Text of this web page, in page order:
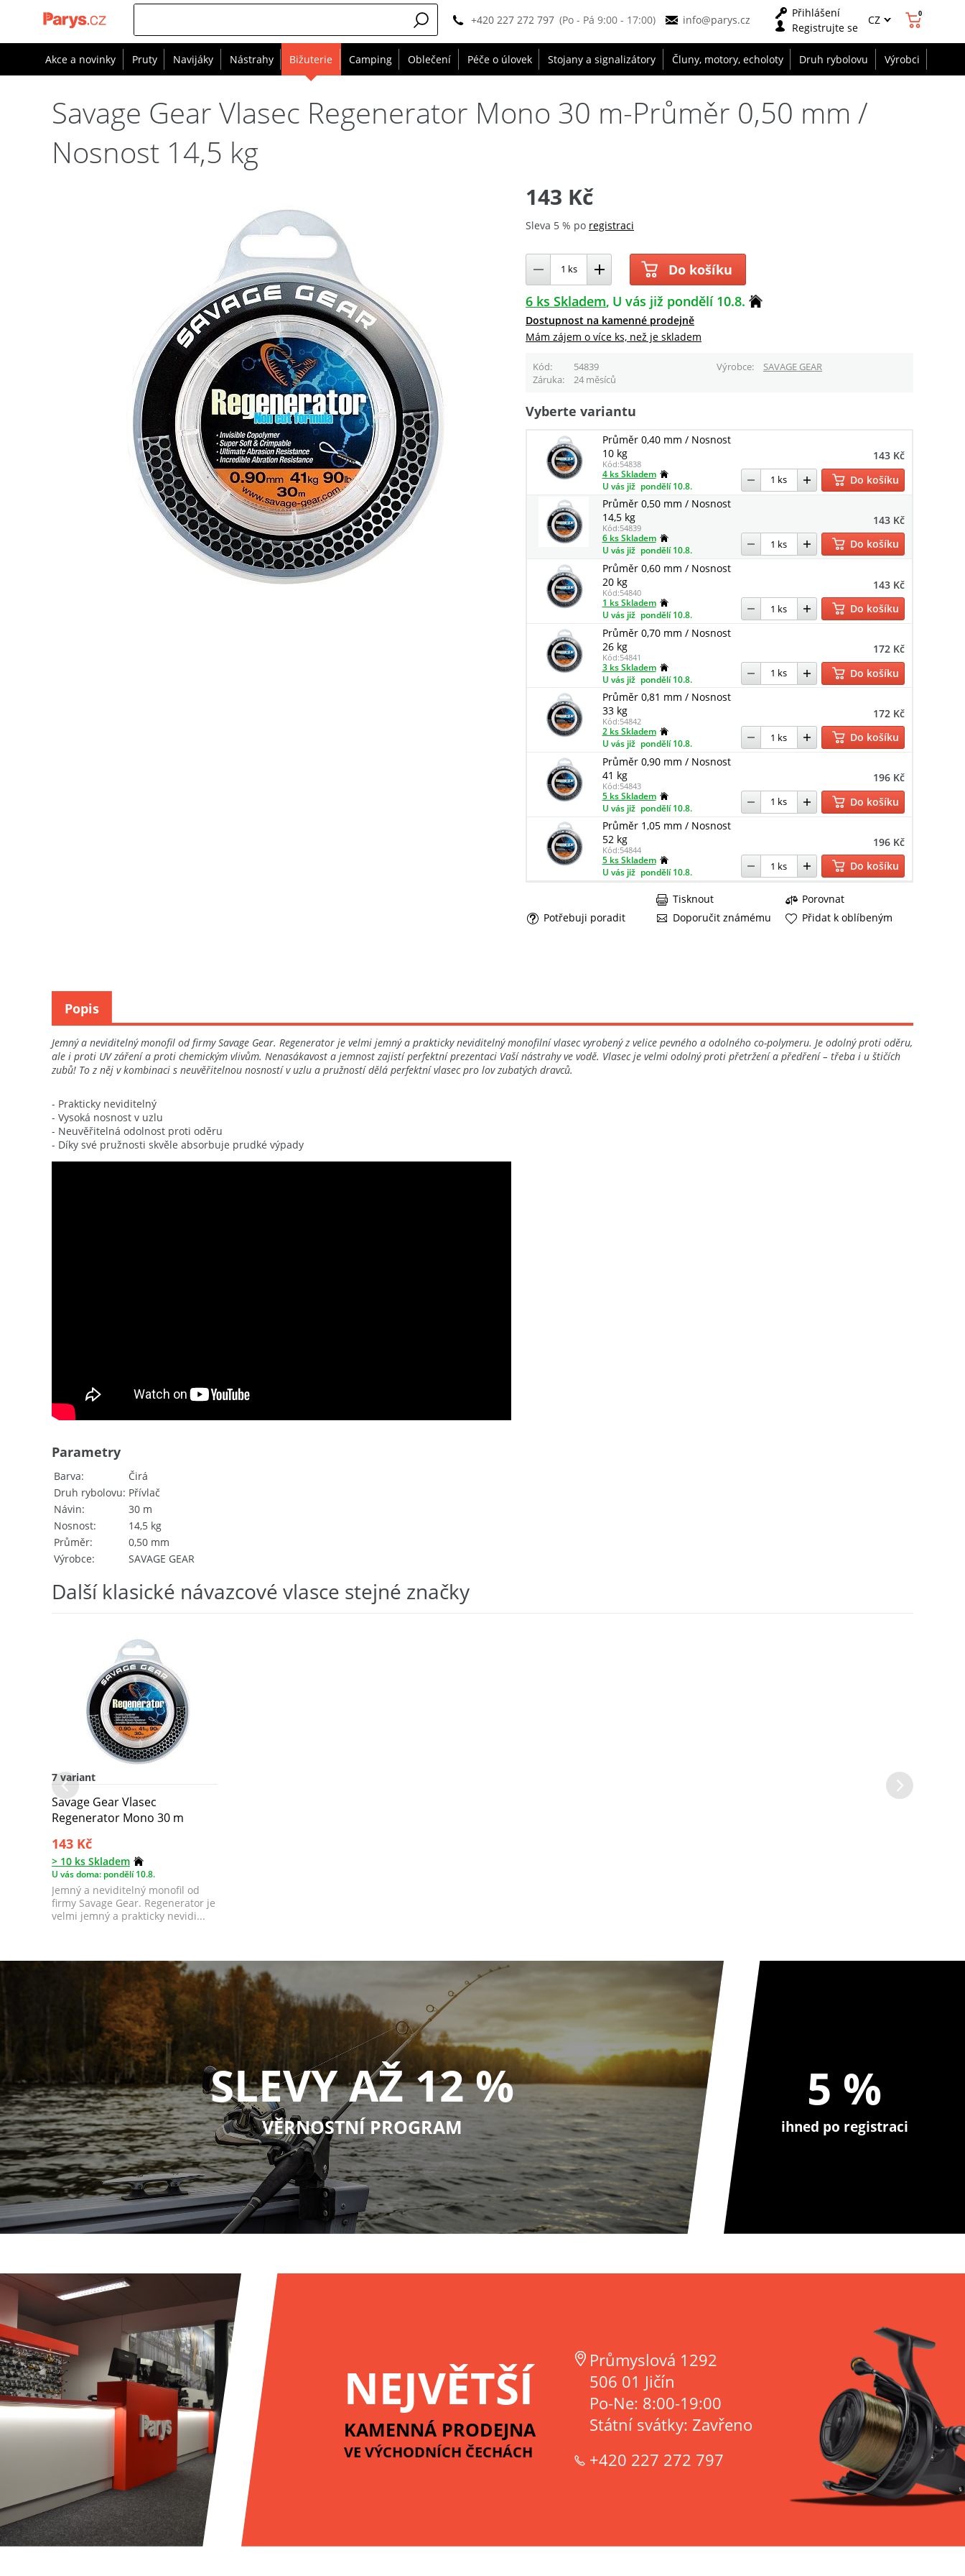
+420 227 272 797 (Po - Pá 9:00 - 17:00) info@parys.cz
Přihlášení
Registrujte se
CZ 0
Akce a novinky Pruty Navijáky Nástrahy Bižuterie Camping Oblečení Péče o úlovek Stojany a signalizátory Čluny, motory, echoloty Druh rybolovu Výrobci
Savage Gear Vlasec Regenerator Mono 30 m-Průměr 0,50 mm /
Nosnost 14,5 kg
143 Kč
Sleva 5 % po registraci
Do košíku
6 ks Skladem U vás již pondělí 10.8.
Dostupnost na kamenné prodejně
Mám zájem o více ks, než je skladem
Kód 54839 Výrobce
SAVAGE GEAR
Záruka
24 měsíců
Vyberte variantu
Průměr 0,40 mm / Nosnost
10 kg
Kód:54838
143 Kč
4 ks Skladem
U vás již pondělí 10.8.
Do košíku
Průměr 0,50 mm / Nosnost
14,5 kg
Kód:54839
143 Kč
6 ks Skladem
U vás již pondělí 10.8.
Do košíku
Průměr 0,60 mm / Nosnost
20 kg
Kód:54840
143 Kč
1 ks Skladem
U vás již pondělí 10.8.
Do košíku
Průměr 0,70 mm / Nosnost
26 kg
Kód:54841
172 Kč
3 ks Skladem
U vás již pondělí 10.8.
Do košíku
Průměr 0,81 mm / Nosnost
33 kg
Kód:54842
172 Kč
2 ks Skladem
U vás již pondělí 10.8.
Do košíku
Průměr 0,90 mm / Nosnost
41 kg
Kód:54843
196 Kč
5 ks Skladem
U vás již pondělí 10.8.
Do košíku
Průměr 1,05 mm / Nosnost
52 kg
Kód:54844
196 Kč
5 ks Skladem
U vás již pondělí 10.8. Do košíku
Porovnat
Potřebuji poradit
Doporučit známému
Tisknout
Přidat k oblíbeným
Jemný a neviditelný monofil od firmy Savage Gear. Regenerator je velmi jemný a prakticky neviditelný monofilní vlasec vyrobený z velice pevného a odolného co-polymeru. Je odolný proti oděru,
ale i proti UV záření a proti chemickým vlivům. Nenasákavost a jemnost zajistí perfektní prezentaci Vaší nástrahy ve vodě. Vlasec je velmi odolný proti přetržení a předření – třeba i u štičích
zubů! To z něj v kombinaci s neuvěřitelnou nosností v uzlu a pružností dělá perfektní vlasec pro lov zubatých dravců.
- Prakticky neviditelný
- Vysoká nosnost v uzlu
- Neuvěřitelná odolnost proti oděru
- Díky své pružnosti skvěle absorbuje prudké výpady
Barva
Čirá
Druh rybolovu Přívlač
Návin
30 m
Nosnost
14,5 kg
Průměr
0,50 mm
Výrobce
SAVAGE GEAR
Parametry
Popis
Další klasické návazcové vlasce stejné značky
7 variant
Savage Gear Vlasec
Regenerator Mono 30 m
143 Kč
> 10 ks Skladem
U vás doma: pondělí 10.8.
Jemný a neviditelný monofil od
firmy Savage Gear. Regenerator je
velmi jemný a prakticky nevidi...
SLEVY AŽ 12 %
VĚRNOSTNÍ PROGRAM
5 %
ihned po registraci
NEJVĚTŠÍ
KAMENNÁ PRODEJNA
VE VÝCHODNÍCH ČECHÁCH
Průmyslová 1292
506 01 Jičín
Po-Ne: 8:00-19:00
Státní svátky: Zavřeno
+420 227 272 797